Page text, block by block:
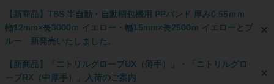
【新商品】TBS 半自動・自動梱包機用 PPバンド 厚み0.55ｍｍ
幅12mm×長3000ｍ イエロー・幅15mm×長2500ｍ イエローとブ
ルー 新発売いたしました。
【新商品】「ニトリルグローブUX（薄手）」・「ニトリルグロ
ーブRX（中厚手）」入荷のご案内